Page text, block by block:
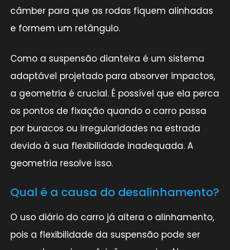
câmber para que as rodas fiquem alinhadas
e formem um retângulo.
Como a suspensão dianteira é um sistema
adaptável projetado para absorver impactos,
a geometria é crucial. É possível que ela perca
os pontos de fixação quando o carro passa
por buracos ou irregularidades na estrada
devido à sua flexibilidade inadequada. A
geometria resolve isso.
Qual é a causa do desalinhamento?
O uso diário do carro já altera o alinhamento,
pois a flexibilidade da suspensão pode ser